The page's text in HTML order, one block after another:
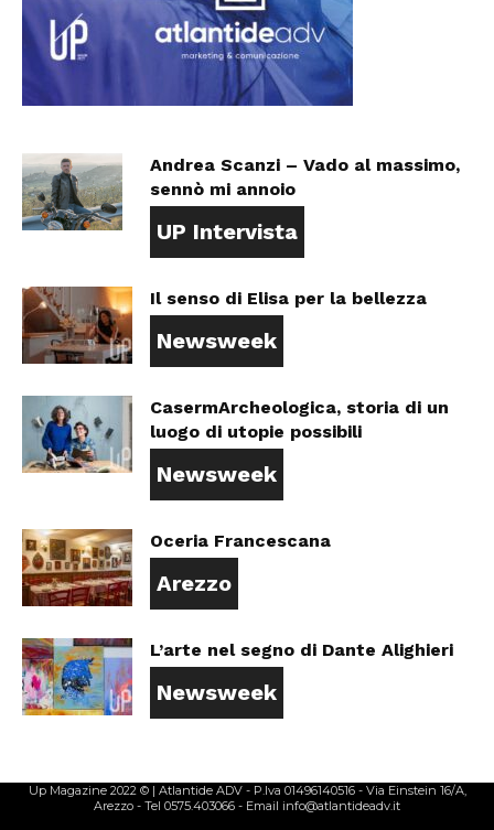
Andrea Scanzi – Vado al massimo,
sennò mi annoio
UP Intervista
Il senso di Elisa per la bellezza
Newsweek
CasermArcheologica, storia di un
luogo di utopie possibili
Newsweek
Oceria Francescana
Arezzo
L’arte nel segno di Dante Alighieri
Newsweek
Up Magazine 2022 © | Atlantide ADV - P.Iva 01496140516 - Via Einstein 16/A,
Arezzo - Tel 0575.403066 - Email info@atlantideadv.it